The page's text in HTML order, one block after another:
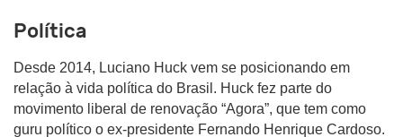
Política
Desde 2014, Luciano Huck vem se posicionando em
relação à vida política do Brasil. Huck fez parte do
movimento liberal de renovação “Agora”, que tem como
guru político o ex-presidente Fernando Henrique Cardoso.